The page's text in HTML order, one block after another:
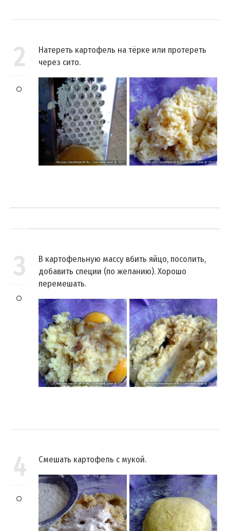
2
Натереть картофель на тёрке или протереть
через сито.
3
В картофельную массу вбить яйцо, посолить,
добавить специи (по желанию). Хорошо
перемешать.
4 Смешать картофель с мукой.